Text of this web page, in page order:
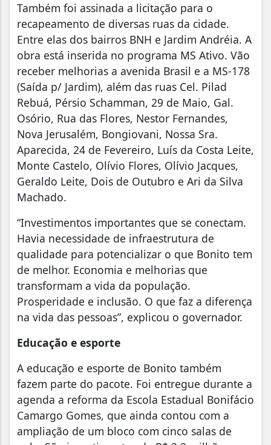
Também foi assinada a licitação para o
recapeamento de diversas ruas da cidade.
Entre elas dos bairros BNH e Jardim Andréia. A
obra está inserida no programa MS Ativo. Vão
receber melhorias a avenida Brasil e a MS-178
(Saída p/ Jardim), além das ruas Cel. Pilad
Rebuá, Pérsio Schamman, 29 de Maio, Gal.
Osório, Rua das Flores, Nestor Fernandes,
Nova Jerusalém, Bongiovani, Nossa Sra.
Aparecida, 24 de Fevereiro, Luís da Costa Leite,
Monte Castelo, Olívio Flores, Olívio Jacques,
Geraldo Leite, Dois de Outubro e Ari da Silva
Machado.
“Investimentos importantes que se conectam.
Havia necessidade de infraestrutura de
qualidade para potencializar o que Bonito tem
de melhor. Economia e melhorias que
transformam a vida da população.
Prosperidade e inclusão. O que faz a diferença
na vida das pessoas”, explicou o governador.
Educação e esporte
A educação e esporte de Bonito também
fazem parte do pacote. Foi entregue durante a
agenda a reforma da Escola Estadual Bonifácio
Camargo Gomes, que ainda contou com a
ampliação de um bloco com cinco salas de